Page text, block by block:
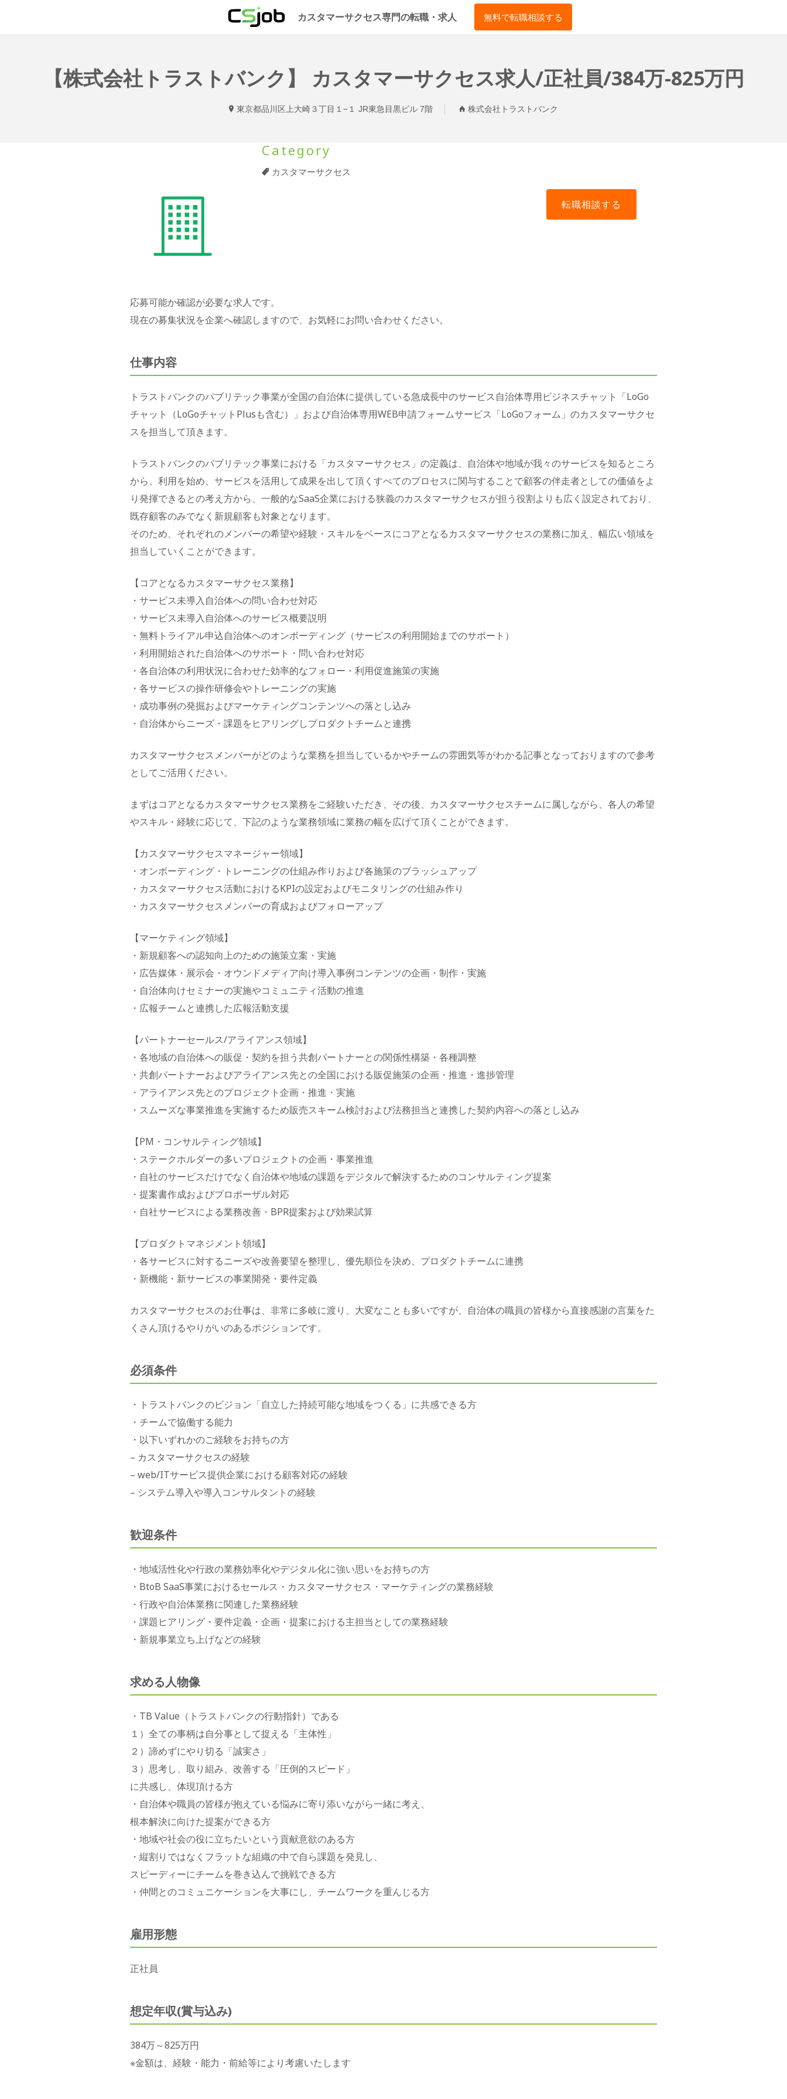
CSJOB
カスタマーサクセス専門の転職・求人 無料で転職相談する
【株式会社トラストバンク】 カスタマーサクセス求人/正社員/384万-825万円
東京都品川区上大崎３丁目１−１ JR東急目黒ビル 7階 株式会社トラストバンク
Category
カスタマーサクセス
応募可能か確認が必要な求人です。
現在の募集状況を企業へ確認しますので、お気軽にお問い合わせください。
仕事内容
トラストバンクのパブリテック事業が全国の自治体に提供している急成長中のサービス自治体専用ビジネスチャット「LoGo
チャット（LoGoチャットPlusも含む）」および自治体専用WEB申請フォームサービス「LoGoフォーム」のカスタマーサクセ
スを担当して頂きます。
トラストバンクのパブリテック事業における「カスタマーサクセス」の定義は、自治体や地域が我々のサービスを知るところ
から、利用を始め、サービスを活用して成果を出して頂くすべてのプロセスに関与することで顧客の伴走者としての価値をよ
り発揮できるとの考え方から、一般的なSaaS企業における狭義のカスタマーサクセスが担う役割よりも広く設定されており、
既存顧客のみでなく新規顧客も対象となります。
そのため、それぞれのメンバーの希望や経験・スキルをベースにコアとなるカスタマーサクセスの業務に加え、幅広い領域を
担当していくことができます。
【コアとなるカスタマーサクセス業務】
・サービス未導入自治体への問い合わせ対応
・サービス未導入自治体へのサービス概要説明
・無料トライアル申込自治体へのオンボーディング（サービスの利用開始までのサポート）
・利用開始された自治体へのサポート・問い合わせ対応
・各自治体の利用状況に合わせた効率的なフォロー・利用促進施策の実施
・各サービスの操作研修会やトレーニングの実施
・成功事例の発掘およびマーケティングコンテンツへの落とし込み
・自治体からニーズ・課題をヒアリングしプロダクトチームと連携
カスタマーサクセスメンバーがどのような業務を担当しているかやチームの雰囲気等がわかる記事となっておりますので参考
としてご活用ください。
まずはコアとなるカスタマーサクセス業務をご経験いただき、その後、カスタマーサクセスチームに属しながら、各人の希望
やスキル・経験に応じて、下記のような業務領域に業務の幅を広げて頂くことができます。
【カスタマーサクセスマネージャー領域】
・オンボーディング・トレーニングの仕組み作りおよび各施策のブラッシュアップ
・カスタマーサクセス活動におけるKPIの設定およびモニタリングの仕組み作り
・カスタマーサクセスメンバーの育成およびフォローアップ
【マーケティング領域】
・新規顧客への認知向上のための施策立案・実施
・広告媒体・展示会・オウンドメディア向け導入事例コンテンツの企画・制作・実施
・自治体向けセミナーの実施やコミュニティ活動の推進
・広報チームと連携した広報活動支援
【パートナーセールス/アライアンス領域】
・各地域の自治体への販促・契約を担う共創パートナーとの関係性構築・各種調整
・共創パートナーおよびアライアンス先との全国における販促施策の企画・推進・進捗管理
・アライアンス先とのプロジェクト企画・推進・実施
・スムーズな事業推進を実施するため販売スキーム検討および法務担当と連携した契約内容への落とし込み
【PM・コンサルティング領域】
・ステークホルダーの多いプロジェクトの企画・事業推進
・自社のサービスだけでなく自治体や地域の課題をデジタルで解決するためのコンサルティング提案
・提案書作成およびプロポーザル対応
・自社サービスによる業務改善・BPR提案および効果試算
【プロダクトマネジメント領域】
・各サービスに対するニーズや改善要望を整理し、優先順位を決め、プロダクトチームに連携
・新機能・新サービスの事業開発・要件定義
カスタマーサクセスのお仕事は、非常に多岐に渡り、大変なことも多いですが、自治体の職員の皆様から直接感謝の言葉をた
くさん頂けるやりがいのあるポジションです。
必須条件
・トラストバンクのビジョン「自立した持続可能な地域をつくる」に共感できる方
・チームで協働する能力
・以下いずれかのご経験をお持ちの方
– カスタマーサクセスの経験
– web/ITサービス提供企業における顧客対応の経験
– システム導入や導入コンサルタントの経験
歓迎条件
・地域活性化や行政の業務効率化やデジタル化に強い思いをお持ちの方
・BtoB SaaS事業におけるセールス・カスタマーサクセス・マーケティングの業務経験
・行政や自治体業務に関連した業務経験
・課題ヒアリング・要件定義・企画・提案における主担当としての業務経験
・新規事業⽴ち上げなどの経験
求める人物像
・TB Value（トラストバンクの行動指針）である
１）全ての事柄は自分事として捉える「主体性」
２）諦めずにやり切る「誠実さ」
３）思考し、取り組み、改善する「圧倒的スピード」
に共感し、体現頂ける方
・自治体や職員の皆様が抱えている悩みに寄り添いながら一緒に考え、
根本解決に向けた提案ができる方
・地域や社会の役に⽴ちたいという貢献意欲のある方
・縦割りではなくフラットな組織の中で自ら課題を発見し、
スピーディーにチームを巻き込んで挑戦できる方
・仲間とのコミュニケーションを大事にし、チームワークを重んじる方
雇用形態
正社員
想定年収(賞与込み)
384万～825万円
※金額は、経験・能力・前給等により考慮いたします